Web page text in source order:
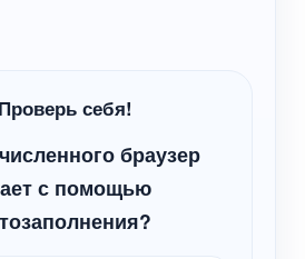
Проверь себя!
браузер
с помощью